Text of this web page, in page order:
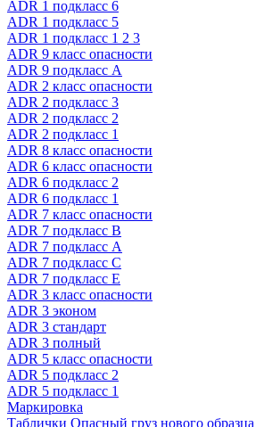
ADR 1 подкласс 6
ADR 1 подкласс 5
ADR 1 подкласс 1 2 3
ADR 9 класс опасности
ADR 9 подкласс A
ADR 2 класс опасности
ADR 2 подкласс 3
ADR 2 подкласс 2
ADR 2 подкласс 1
ADR 8 класс опасности
ADR 6 класс опасности
ADR 6 подкласс 2
ADR 6 подкласс 1
ADR 7 класс опасности
ADR 7 подкласс B
ADR 7 подкласс A
ADR 7 подкласс C
ADR 7 подкласс E
ADR 3 класс опасности
ADR 3 эконом
ADR 3 стандарт
ADR 3 полный
ADR 5 класс опасности
ADR 5 подкласс 2
ADR 5 подкласс 1
Маркировка
Таблички Опасный груз нового образца